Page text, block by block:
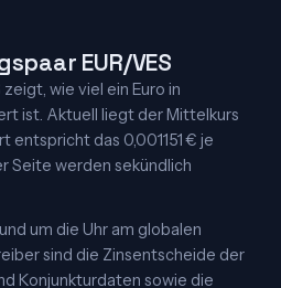
EUR/VES
wie viel ein Euro in
ist. Aktuell liegt der Mittelkurs
entspricht das 0,001151 € je
Seite werden sekündlich
um die Uhr am globalen
sind die Zinsentscheide der
Konjunkturdaten sowie die